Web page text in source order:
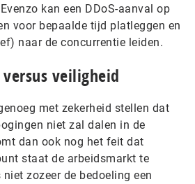
kan een DDoS-aanval op
voor bepaalde tijd platleggen en
naar de concurrentie leiden.
veiligheid
met zekerheid stellen dat
niet zal dalen in de
dan ook nog het feit dat
staat de arbeidsmarkt te
zozeer de bedoeling een